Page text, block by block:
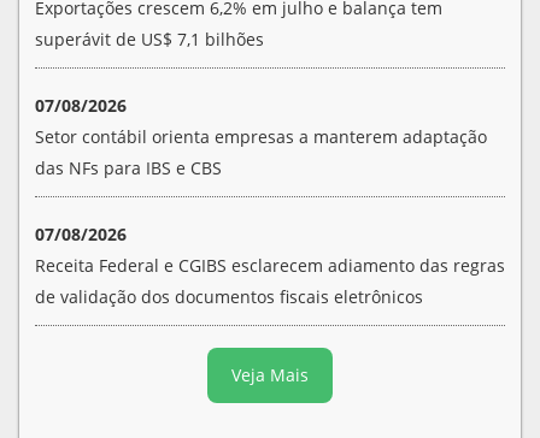
Exportações crescem 6,2% em julho e balança tem
superávit de US$ 7,1 bilhões
07/08/2026
Setor contábil orienta empresas a manterem adaptação
das NFs para IBS e CBS
07/08/2026
Receita Federal e CGIBS esclarecem adiamento das regras
de validação dos documentos fiscais eletrônicos
Veja Mais